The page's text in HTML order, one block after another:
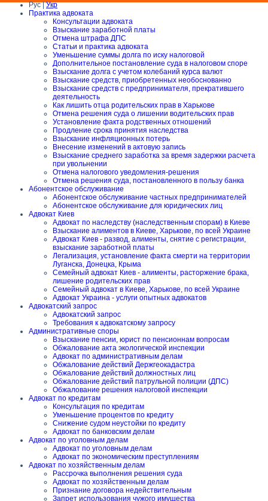
Рус |Укр
Практика адвоката
Консультации адвоката
Взыскание заработной платы
Отмена штрафа ДПС
Статьи и практика адвоката
Уменьшение суммы долга по иску налоговой
Дополнительное постановление суда в налоговом споре
Взыскание долга с учетом колебаний курса валют
Взыскание средств, приобретенных необоснованно
Взыскание средств с предпринимателя, прекратившего
деятельность
Как лишить отца родительских прав в Харькове
Отмена решения суда о лишении водительских прав
Установление факта родственных отношений
Продление срока принятия наследства
Взыскание инфляционных потерь
Внесение изменений в актовую запись
Взыскание среднего заработка за время задержки расчета
при увольнении
Отмена налогового уведомления-решения
Отмена решения суда, постановленного в пользу банка
Абонентское обслуживание
Абонентское обслуживание частных предпринимателей
Абонентское обслуживание для юридических лиц
Адвокат Киев
Адвокат по наследству (наследственным спорам) в Киеве
Взыскание алиментов в Киеве, Харькове, по всей Украине
Адвокат Киев - развод, алименты, снятие с регистрации,
взыскание заработной платы
Легализация, установление факта смерти на территории
Луганска, Донецка, Крыма
Семейный адвокат Киев - алименты, расторжение брака,
лишение родительских прав
Семейный адвокат в Киеве, Харькове, по всей Украине
Адвокат Украина - услуги опытных адвокатов
Адвокатский запрос
Адвокатский запрос
Требования к адвокатскому запросу
Административные споры
Взыскание пенсии, юрист по пенсионнам вопросам
Обжалование акта экологической инспекции
Адвокат по административным делам
Обжалование действий Держгеокадастра
Обжалование действий должностных лиц
Обжалование действий патрульной полиции (ДПС)
Обжалование решения налоговой инспекции
Адвокат по кредитам
Консультация по кредитам
Уменьшение процентов по кредиту
Снижение судом неустойки по кредиту
Адвокат по банковским делам
Адвокат по уголовным делам
Адвокат по уголовным делам
Адвокат по экономическим преступлениям
Адвокат по хозяйственным делам
Рассрочка выполнения решения суда
Адвокат по хозяйственным делам
Признание договора недействительным
Запрет использования чужого имущества